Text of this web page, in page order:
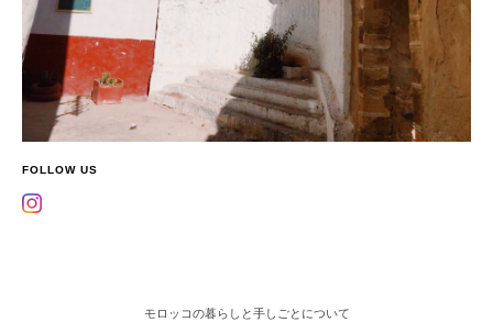
FOLLOW US
モロッコの暮らしと手しごとについて